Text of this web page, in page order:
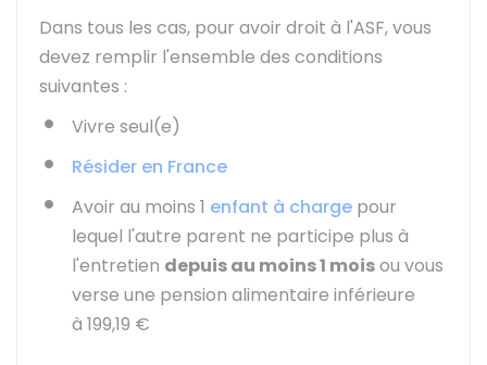
Dans tous les cas, pour avoir droit à l'ASF, vous
devez remplir l'ensemble des conditions
suivantes :
Vivre seul(e)
Résider en France
Avoir au moins 1 enfant à charge pour
lequel l'autre parent ne participe plus à
l'entretien depuis au moins 1 moisou vous
verse une pension alimentaire inférieure
à 199,19 €